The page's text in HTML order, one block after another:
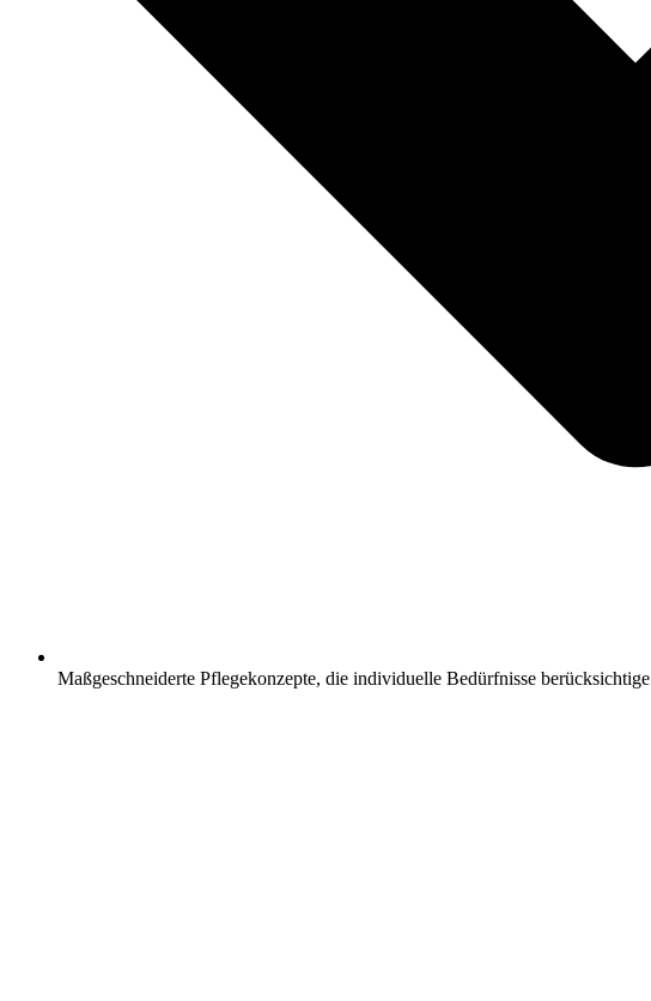
Maßgeschneiderte Pflegekonzepte, die individuelle Bedürfnisse berücksichtige